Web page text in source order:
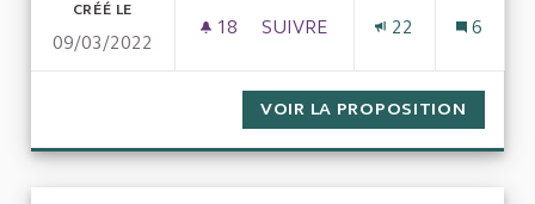
CRÉÉ LE
09/03/2022
18 18 ABONNÉS
SUIVRE
22 6
VOIR LA PROPOSITION